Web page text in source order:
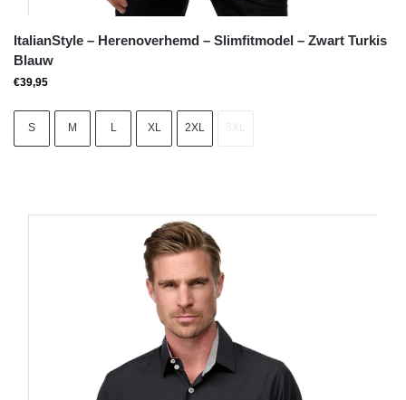
ItalianStyle – Herenoverhemd – Slimfitmodel – Zwart Turkis
Blauw
€39,95
S M L XL 2XL